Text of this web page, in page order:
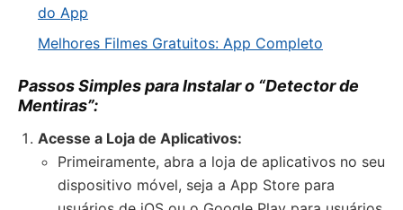
do App
Melhores Filmes Gratuitos: App Completo
Passos Simples para Instalar o “Detector de
Mentiras”:
Acesse a Loja de Aplicativos:
Primeiramente, abra a loja de aplicativos no seu
dispositivo móvel, seja a App Store para